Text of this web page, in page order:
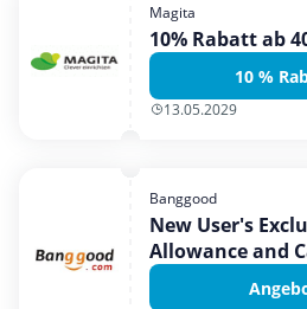
Magita
10% Rabatt ab
10 %
13.05.2029
Banggood
New User's
Allowance and